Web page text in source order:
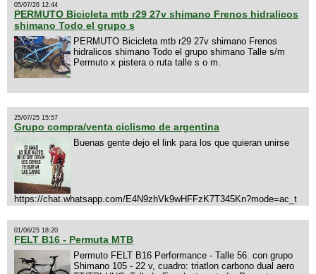
05/07/26 12:44
PERMUTO Bicicleta mtb r29 27v shimano Frenos hidralicos
shimano Todo el grupo s
PERMUTO Bicicleta mtb r29 27v shimano Frenos
hidralicos shimano Todo el grupo shimano Talle s/m
Permuto x pistera o ruta talle s o m.
25/07/25 15:57
Grupo compra/venta ciclismo de argentina
Buenas gente dejo el link para los que quieran unirse
https://chat.whatsapp.com/E4N9zhVk9wHFFzK7T345Kn?mode=ac_t
01/06/25 18:20
FELT B16 - Permuta MTB
Permuto FELT B16 Performance - Talle 56. con grupo
Shimano 105 - 22 v, cuadro: triatlon carbono dual aero